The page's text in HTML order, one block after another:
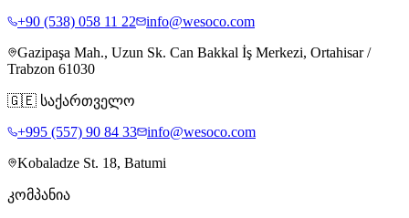
+90 (538) 058 11 22
info@wesoco.com
Gazipaşa Mah., Uzun Sk. Can Bakkal İş Merkezi, Ortahisar /
Trabzon 61030
🇬🇪 საქართველო
+995 (557) 90 84 33
info@wesoco.com
Kobaladze St. 18, Batumi
კომპანია